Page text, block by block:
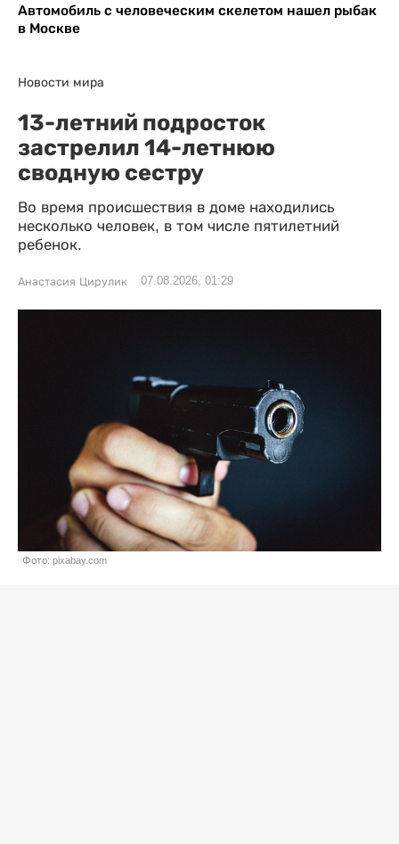
Автомобиль с человеческим скелетом нашел рыбак
в Москве
Новости мира
13-летний подросток
застрелил 14-летнюю
сводную сестру
Во время происшествия в доме находились
несколько человек, в том числе пятилетний
ребенок.
Анастасия Цирулик 07.08.2026, 01:29
Фото: pixabay.com